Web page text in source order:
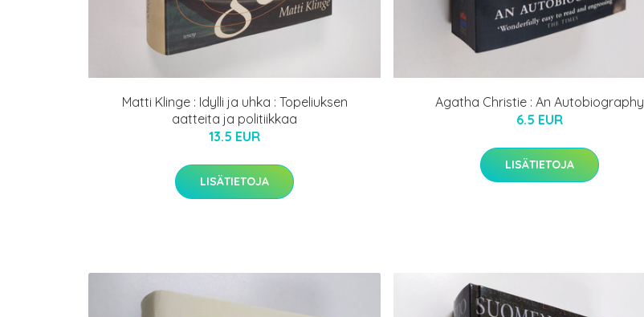
Matti Klinge : Idylli ja uhka : Topeliuksen
aatteita ja politiikkaa
13.5 EUR
LISÄTIETOJA
Agatha Christie : An Autobiography
6.5 EUR
LISÄTIETOJA